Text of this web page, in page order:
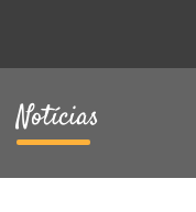
Notícias